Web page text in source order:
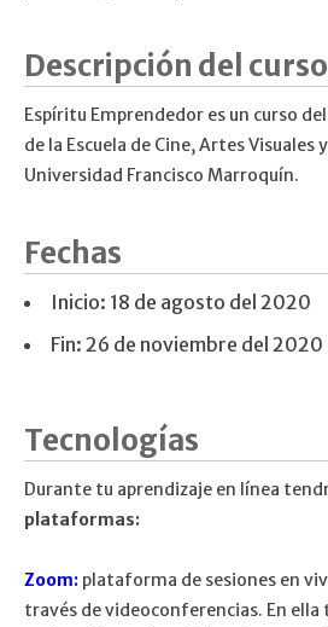
Descripción del curso
Espíritu Emprendedor es un curso
de la Escuela de Cine, Artes
Universidad Francisco Marroquín.
Fechas
Inicio: 18 de agosto del 2020
Fin: 26 de noviembre del 2020
Tecnologías
Durante tu aprendizaje en línea
plataformas:
Zoom: plataforma de sesiones en
través de videoconferencias. En